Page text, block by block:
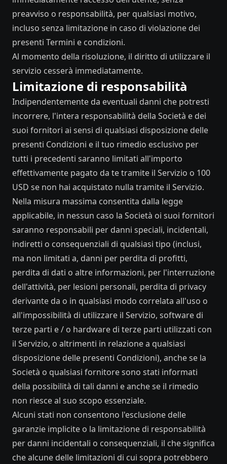
preavviso o responsabilità, per qualsiasi motivo,
incluso senza limitazione in caso di violazione dei
presenti Termini e condizioni.
Al momento della risoluzione, il diritto di utilizzare il
servizio cesserà immediatamente.
Limitazione di responsabilità
Indipendentemente da eventuali danni che potresti
incorrere, l'intera responsabilità della Società e dei
suoi fornitori ai sensi di qualsiasi disposizione delle
presenti Condizioni e il tuo rimedio esclusivo per
tutti i precedenti saranno limitati all'importo
effettivamente pagato da te tramite il Servizio o 100
USD se non hai acquistato nulla tramite il Servizio.
Nella misura massima consentita dalla legge
applicabile, in nessun caso la Società oi suoi fornitori
saranno responsabili per danni speciali, incidentali,
indiretti o consequenziali di qualsiasi tipo (inclusi,
ma non limitati a, danni per perdita di profitti,
perdita di dati o altre informazioni, per l'interruzione
dell'attività, per lesioni personali, perdita di privacy
derivante da o in qualsiasi modo correlata all'uso o
all'impossibilità di utilizzare il Servizio, software di
terze parti e / o hardware di terze parti utilizzati con
il Servizio, o altrimenti in relazione a qualsiasi
disposizione delle presenti Condizioni), anche se la
Società o qualsiasi fornitore sono stati informati
della possibilità di tali danni e anche se il rimedio
non riesce al suo scopo essenziale.
Alcuni stati non consentono l'esclusione delle
garanzie implicite o la limitazione di responsabilità
per danni incidentali o consequenziali, il che significa
che alcune delle limitazioni di cui sopra potrebbero